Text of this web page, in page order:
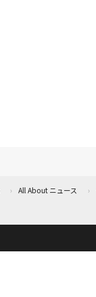
All About ニュース